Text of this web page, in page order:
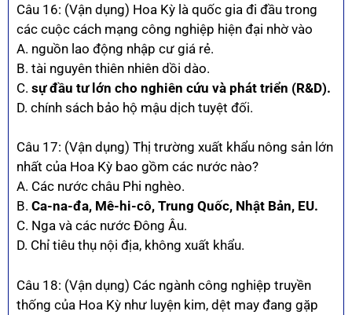
Câu 16: (Vận dụng) Hoa Kỳ là quốc gia đi đầu trong
các cuộc cách mạng công nghiệp hiện đại nhờ vào
A. nguồn lao động nhập cư giá rẻ.
B. tài nguyên thiên nhiên dồi dào.
C. sự đầu tư lớn cho nghiên cứu và phát triển (R&D).
D. chính sách bảo hộ mậu dịch tuyệt đối.
Câu 17: (Vận dụng) Thị trường xuất khẩu nông sản lớn
nhất của Hoa Kỳ bao gồm các nước nào?
A. Các nước châu Phi nghèo.
B. Ca-na-đa, Mê-hi-cô, Trung Quốc, Nhật Bản, EU.
C. Nga và các nước Đông Âu.
D. Chỉ tiêu thụ nội địa, không xuất khẩu.
Câu 18: (Vận dụng) Các ngành công nghiệp truyền
thống của Hoa Kỳ như luyện kim, dệt may đang gặp